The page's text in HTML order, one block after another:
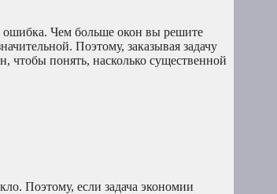
ошибка. Чем больше окон вы решите
Поэтому, заказывая задачу
чтобы понять, насколько существенной
Поэтому, если задача экономии